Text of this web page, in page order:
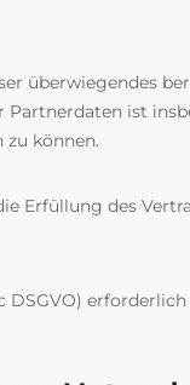
überwiegendes
Partnerdaten ist
können.
Erfüllung des
DSGVO)